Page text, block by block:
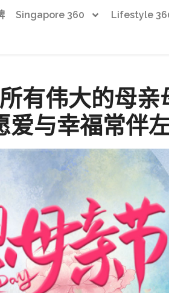
Singapore 360 Lifestyle
有伟大的母亲
与幸福常伴左